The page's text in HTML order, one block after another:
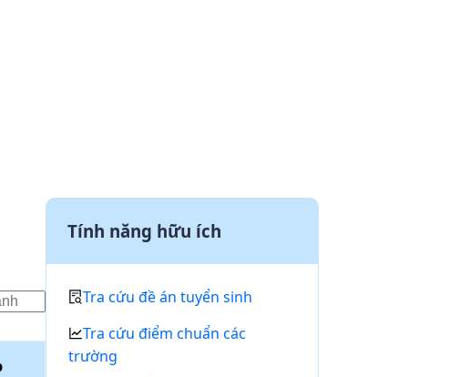
Tính năng hữu ích
Tra cứu đề án tuyển sinh
Tra cứu điểm chuẩn các
trường